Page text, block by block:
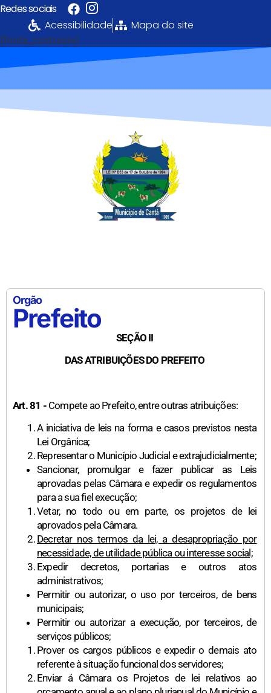
Redes sociais
Acessibilidade
Mapa do site
[fonte_contraste]
Orgão
Prefeito
SEÇÃO II
DAS ATRIBUIÇÕES DO PREFEITO
Art. 81 -Compete ao Prefeito, entre outras atribuições:
A iniciativa de leis na forma e casos previstos nesta
Lei Orgânica;
Representar o Município Judicial e extrajudicialmente;
Sancionar, promulgar e fazer publicar as Leis
aprovadas pelas Câmara e expedir os regulamentos
para a sua fiel execução;
Vetar, no todo ou em parte, os projetos de lei
aprovados pela Câmara.
Decretar nos termos da lei, a desapropriação por
necessidade, de utilidade pública ou interesse social;
Expedir decretos, portarias e outros atos
administrativos;
Permitir ou autorizar, o uso por terceiros, de bens
municipais;
Permitir ou autorizar a execução, por terceiros, de
serviços públicos;
Prover os cargos públicos e expedir o demais ato
referente à situação funcional dos servidores;
Enviar á Câmara os Projetos de lei relativos ao